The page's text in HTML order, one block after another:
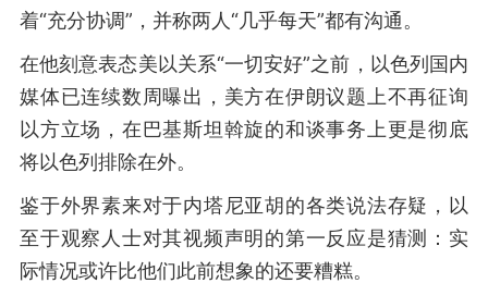
着“充分协调”，并称两人“几乎每天”都有沟通。
在他刻意表态美以关系“一切安好”之前，以色列国内
媒体已连续数周曝出，美方在伊朗议题上不再征询
以方立场，在巴基斯坦斡旋的和谈事务上更是彻底
将以色列排除在外。
鉴于外界素来对于内塔尼亚胡的各类说法存疑，以
至于观察人士对其视频声明的第一反应是猜测：实
际情况或许比他们此前想象的还要糟糕。